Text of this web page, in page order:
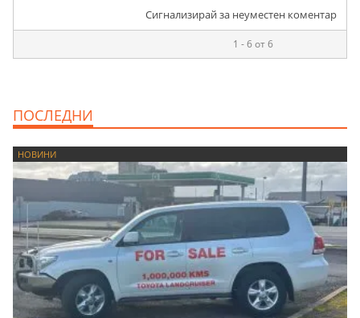
Сигнализирай за неуместен коментар
1 - 6 от 6
ПОСЛЕДНИ
НОВИНИ